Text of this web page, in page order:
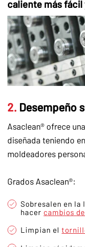
caliente más fácil
2. Desempeño
Asaclean® ofrece
diseñada teniendo
moldeadores
Grados Asaclean®:
Sobresalen en
hacer cambios
Limpian el